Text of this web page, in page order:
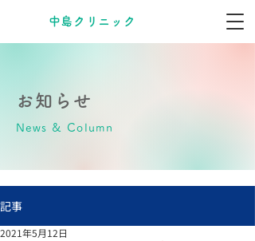
​中島クリニック
お知らせ
News & Column
記事
2021年5月12日